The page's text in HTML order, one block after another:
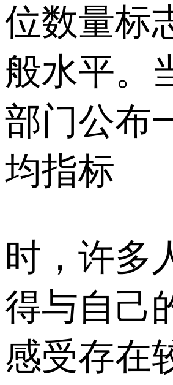
位数量标
般水平。
部门公布
均指标
时，许多
得与自己
感受存在